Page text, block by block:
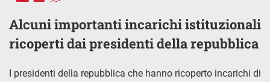
Alcuni importanti incarichi istituzionali
ricoperti dai presidenti della repubblica
I presidenti della repubblica che hanno ricoperto incarichi di